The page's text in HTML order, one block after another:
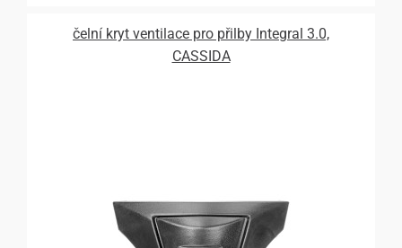
čelní kryt ventilace pro přilby Integral 3.0,
CASSIDA